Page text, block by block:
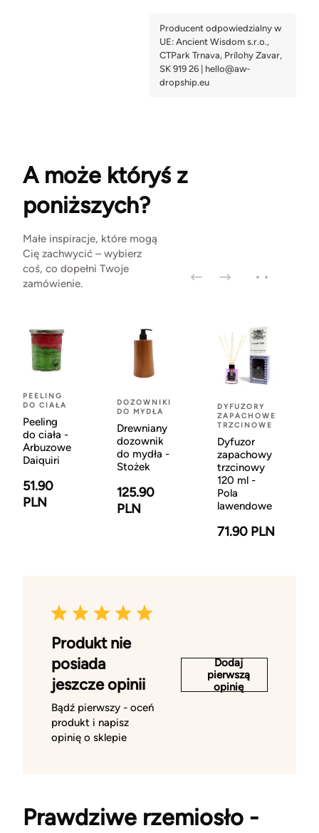
A może któryś z
poniższych?
Małe inspiracje, które mogą
Cię zachwycić – wybierz
coś, co dopełni Twoje
zamówienie.
PEELING
DO CIAŁA
Peeling
do ciała -
Arbuzowe
Daiquiri
51.90
PLN
DOZOWNIKI
DO MYDŁA
Drewniany
dozownik
do mydła -
Stożek
125.90
PLN
DYFUZORY
ZAPACHOWE
TRZCINOWE
Dyfuzor
zapachowy
trzcinowy
120 ml -
Pola
lawendowe
71.90 PLN
Produkt nie
posiada
jeszcze opinii
Bądź pierwszy - oceń
produkt i napisz
opinię o sklepie
Dodaj
pierwszą
opinię
Prawdziwe rzemiosło -